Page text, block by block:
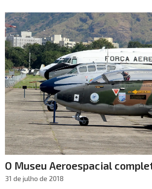
O Museu Aeroespacial
31 de julho de 2018